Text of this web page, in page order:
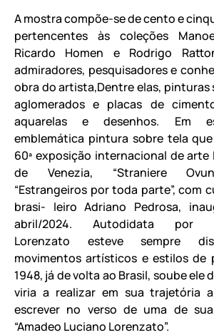
A mostra compõe-se de cento e
pertencentes às coleções
Ricardo Homen e Rodrigo
admiradores, pesquisadores e
obra do artista,Dentre elas, pinturas
aglomerados e placas de
aquarelas e desenhos. Em
emblemática pintura sobre tela
60ª exposição internacional de arte
de Venezia, “Straniere
“Estrangeiros por toda parte”, com
brasi- leiro Adriano Pedrosa,
abril/2024. Autodidata por
Lorenzato esteve sempre
movimentos artísticos e estilos de
1948, já de volta ao Brasil, soube ele
viria a realizar em sua trajetória
escrever no verso de uma de
“Amadeo Luciano Lorenzato”.